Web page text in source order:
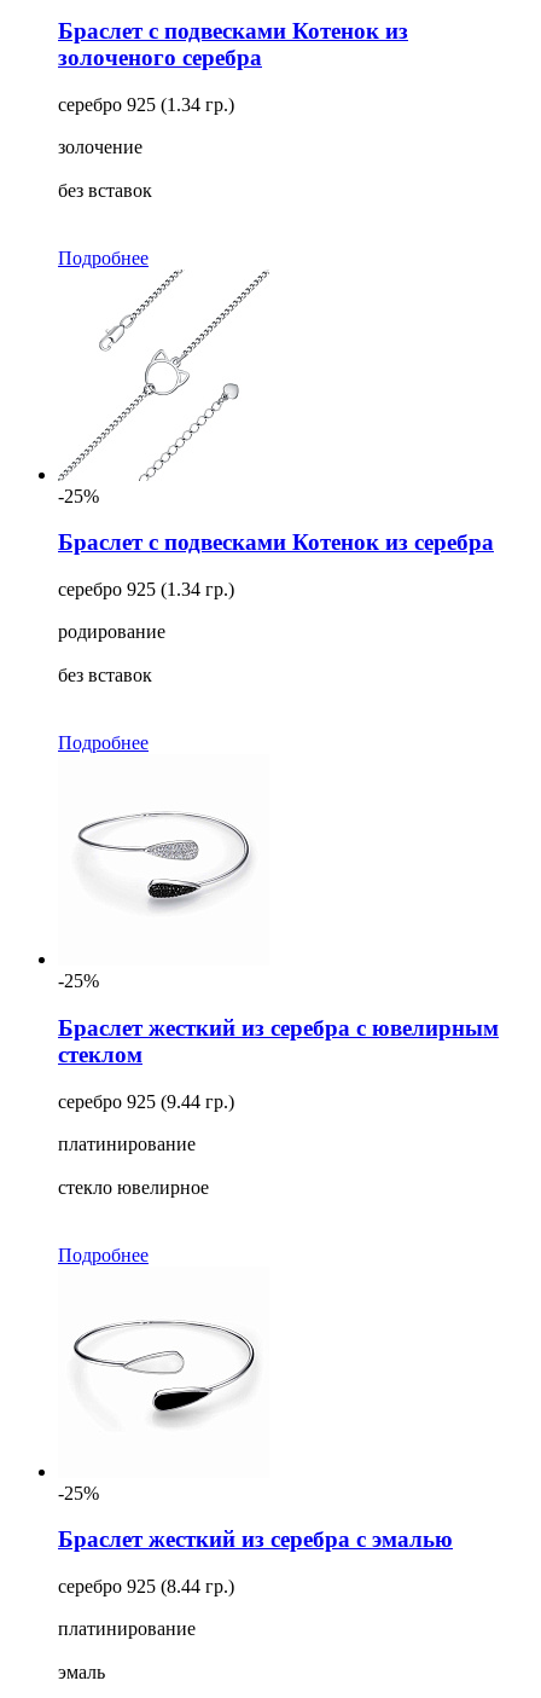
Браслет с подвесками Котенок из
золоченого серебра
серебро 925 (1.34 гр.)
золочение
без вставок
Подробнее
-25%
Браслет с подвесками Котенок из серебра
серебро 925 (1.34 гр.)
родирование
без вставок
Подробнее
-25%
Браслет жесткий из серебра с ювелирным
стеклом
серебро 925 (9.44 гр.)
платинирование
стекло ювелирное
Подробнее
-25%
Браслет жесткий из серебра с эмалью
серебро 925 (8.44 гр.)
платинирование
эмаль